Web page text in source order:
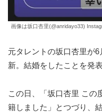
画像は坂口杏里(@anridayo33)
元タレントの坂口杏里が
新。結婚をしたことを発表
この日、「坂口杏里 この
籍しました」とつづり、